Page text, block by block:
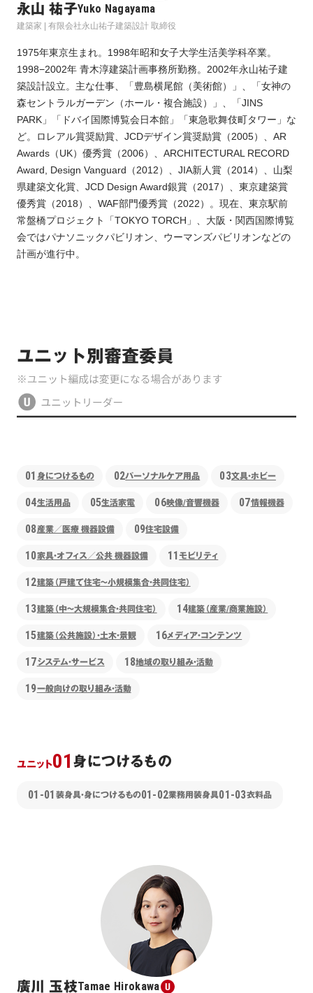
永山 祐子Yuko Nagayama
建築家 | 有限会社永山祐子建築設計 取締役
1975年東京生まれ。1998年昭和女子大学生活美学科卒業。
1998−2002年 青木淳建築計画事務所勤務。2002年永山祐子建
築設計設立。主な仕事、「豊島横尾館（美術館）」、「女神の
森セントラルガーデン（ホール・複合施設）」、「JINS
PARK」「ドバイ国際博覧会日本館」「東急歌舞伎町タワー」な
ど。ロレアル賞奨励賞、JCDデザイン賞奨励賞（2005）、AR
Awards（UK）優秀賞（2006）、ARCHITECTURAL RECORD
Award, Design Vanguard（2012）、JIA新人賞（2014）、山梨
県建築文化賞、JCD Design Award銀賞（2017）、東京建築賞
優秀賞（2018）、WAF部門優秀賞（2022）。現在、東京駅前
常盤橋プロジェクト「TOKYO TORCH」、大阪・関西国際博覧
会ではパナソニックパビリオン、ウーマンズパビリオンなどの
計画が進行中。
01 身につけるもの 02パーソナルケア用品 03文具・ホビー
04生活用品 05生活家電 06映像/音響機器 07情報機器
08産業／医療 機器設備 09住宅設備
10家具・オフィス／公共 機器設備 11 モビリティ
12建築（戸建て住宅〜小規模集合・共同住宅）
13建築（中〜大規模集合・共同住宅） 14建築（産業/商業施設）
15建築（公共施設）・土木・景観 16メディア・コンテンツ
17システム・サービス 18地域の取り組み・活動
19一般向けの取り組み・活動
ユニット01 身につけるもの
01-01 装身具・身につけるもの01-02業務用装身具01-03衣料品
廣川 玉枝Tamae Hirokawa